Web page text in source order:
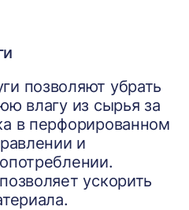
позволяют убрать
влагу из сырья за
в перфорированном
и
ускорить